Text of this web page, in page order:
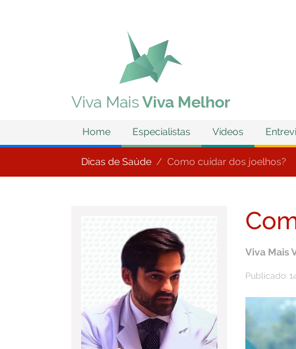
Home Especialistas Vídeos
Dicas de Saúde Como cuidar dos joelhos?
Viva Mais
Publicado: